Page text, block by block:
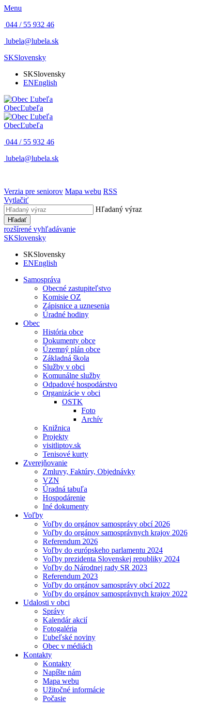
Menu
044 / 55 932 46
lubela@lubela.sk
SKSlovensky
SKSlovensky
ENEnglish
ObecĽubeľa
ObecĽubeľa
044 / 55 932 46
lubela@lubela.sk
Verzia pre seniorov Mapa webu RSS
Vytlačiť
Hľadaný výraz
Hľadať
rozšírené vyhľadávanie
SKSlovensky
SKSlovensky
ENEnglish
Samospráva
Obecné zastupiteľstvo
Komisie OZ
Zápisnice a uznesenia
Úradné hodiny
Obec
História obce
Dokumenty obce
Územný plán obce
Základná škola
Služby v obci
Komunálne služby
Odpadové hospodárstvo
Organizácie v obci
OSTK
Foto
Archív
Knižnica
Projekty
visitliptov.sk
Tenisové kurty
Zverejňovanie
Zmluvy, Faktúry, Objednávky
VZN
Úradná tabuľa
Hospodárenie
Iné dokumenty
Voľby
Voľby do orgánov samosprávy obcí 2026
Voľby do orgánov samosprávnych krajov 2026
Referendum 2026
Voľby do európskeho parlamentu 2024
Voľby prezidenta Slovenskej republiky 2024
Voľby do Národnej rady SR 2023
Referendum 2023
Voľby do orgánov samosprávy obcí 2022
Voľby do orgánov samosprávnych krajov 2022
Udalosti v obci
Správy
Kalendár akcií
Fotogaléria
Ľubeľské noviny
Obec v médiách
Kontakty
Kontakty
Napíšte nám
Mapa webu
Užitočné informácie
Počasie